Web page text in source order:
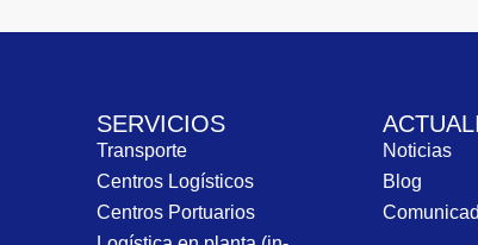
SERVICIOS
Transporte
Centros Logísticos
Centros Portuarios
Noticias
Blog